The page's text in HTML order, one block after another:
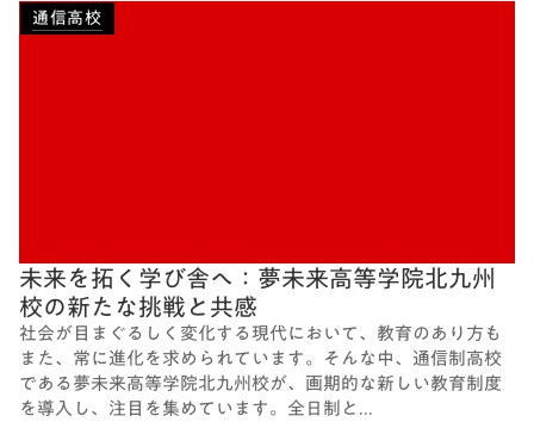
通信高校
未来を拓く学び舎へ：夢未来高等学院北九州
校の新たな挑戦と共感
社会が目まぐるしく変化する現代において、教育のあり方も
また、常に進化を求められています。そんな中、通信制高校
である夢未来高等学院北九州校が、画期的な新しい教育制度
を導入し、注目を集めています。全日制と...